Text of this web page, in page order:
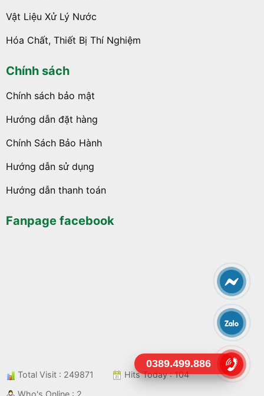
Vật Liệu Xử Lý Nước
Hóa Chất, Thiết Bị Thí Nghiệm
Chính sách
Chính sách bảo mật
Hướng dẫn đặt hàng
Chính Sách Bảo Hành
Hướng dẫn sử dụng
Hướng dẫn thanh toán
Fanpage facebook
Total Visit : 249871
Hits Today : 104
Who's Online : 2
0389.499.886